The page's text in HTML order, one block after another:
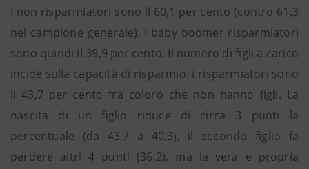
I non risparmiatori sono il 60,1 per cento (contro 61,3
nel campione generale). I baby boomer risparmiatori
sono quindi il 39,9 per cento. Il numero di figli a carico
incide sulla capacità di risparmio: i risparmiatori sono
il 43,7 per cento fra coloro che non hanno figli. La
nascita di un figlio riduce di circa 3 punti la
percentuale (da 43,7 a 40,3); il secondo figlio fa
perdere altri 4 punti (36,2), ma la vera e propria